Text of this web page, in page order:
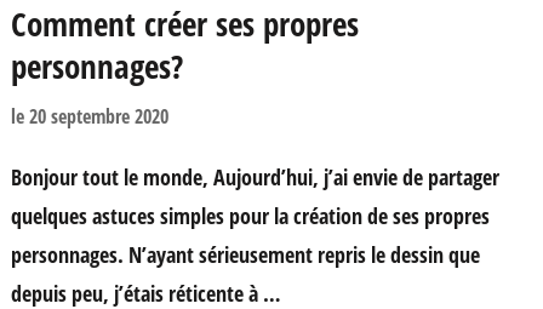
Comment créer ses propres
personnages?
le20 septembre 2020
Bonjour tout le monde, Aujourd’hui, j’ai envie de partager
quelques astuces simples pour la création de ses propres
personnages. N’ayant sérieusement repris le dessin que
depuis peu, j’étais réticente à …